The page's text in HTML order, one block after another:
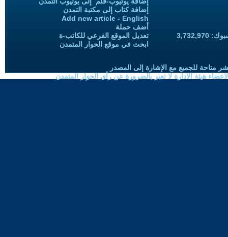
إضافة كتاب إلى مكتبة التمدن
Add new article - English
أضف حملة
تعديل الموقع الفرعي للكاتب-ة
ابحث في موقع الحوار المتمدن
متاحة للجميع مع الإشارة إلى المصدر
هيئة الادارة لا تعبر بالضرورة عن رأي الحوار المتمدن